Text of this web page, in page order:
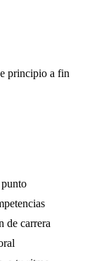
principio a fin
de carrera